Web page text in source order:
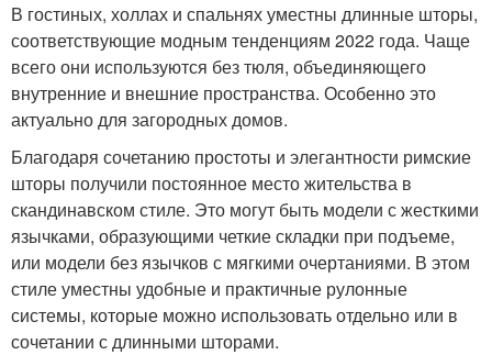
В гостиных, холлах и спальнях уместны длинные шторы,
соответствующие модным тенденциям 2022 года. Чаще
всего они используются без тюля, объединяющего
внутренние и внешние пространства. Особенно это
актуально для загородных домов.
Благодаря сочетанию простоты и элегантности римские
шторы получили постоянное место жительства в
скандинавском стиле. Это могут быть модели с жесткими
язычками, образующими четкие складки при подъеме,
или модели без язычков с мягкими очертаниями. В этом
стиле уместны удобные и практичные рулонные
системы, которые можно использовать отдельно или в
сочетании с длинными шторами.